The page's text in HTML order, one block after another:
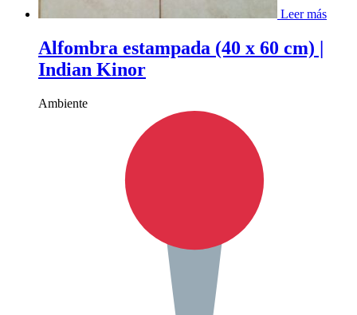
Leer más
Alfombra estampada (40 x 60 cm) |
Indian Kinor
Ambiente